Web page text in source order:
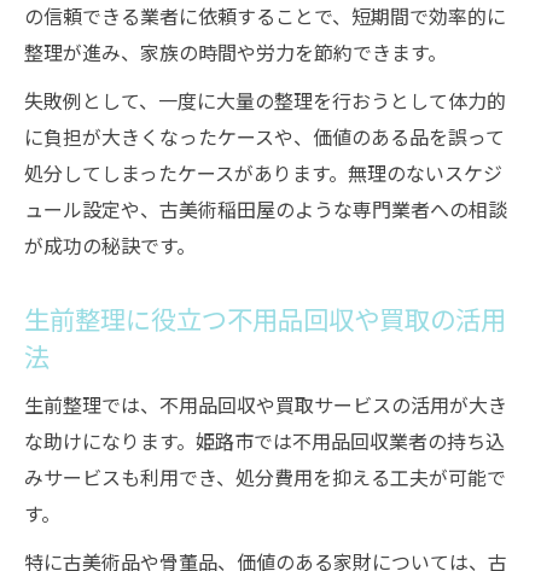
の信頼できる業者に依頼することで、短期間で効率的に
整理が進み、家族の時間や労力を節約できます。
失敗例として、一度に大量の整理を行おうとして体力的
に負担が大きくなったケースや、価値のある品を誤って
処分してしまったケースがあります。無理のないスケジ
ュール設定や、古美術稲田屋のような専門業者への相談
が成功の秘訣です。
生前整理に役立つ不用品回収や買取の活用
法
生前整理では、不用品回収や買取サービスの活用が大き
な助けになります。姫路市では不用品回収業者の持ち込
みサービスも利用でき、処分費用を抑える工夫が可能で
す。
特に古美術品や骨董品、価値のある家財については、古